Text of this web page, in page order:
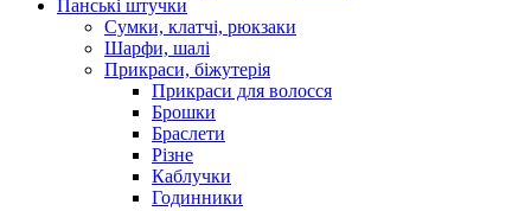
Панські штучки
Сумки, клатчі, рюкзаки
Шарфи, шалі
Прикраси, біжутерія
Прикраси для волосся
Брошки
Браслети
Різне
Каблучки
Годинники